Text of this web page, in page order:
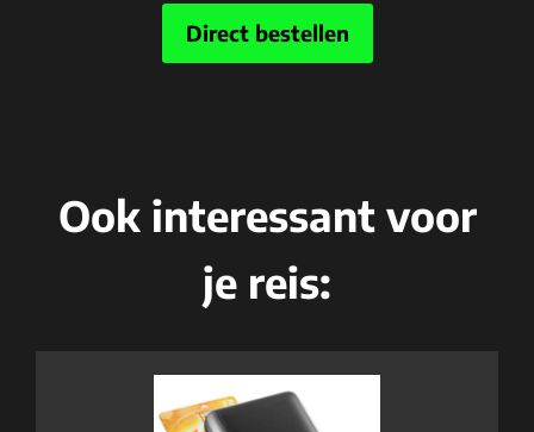
Direct bestellen
Ook interessant voor
je reis: